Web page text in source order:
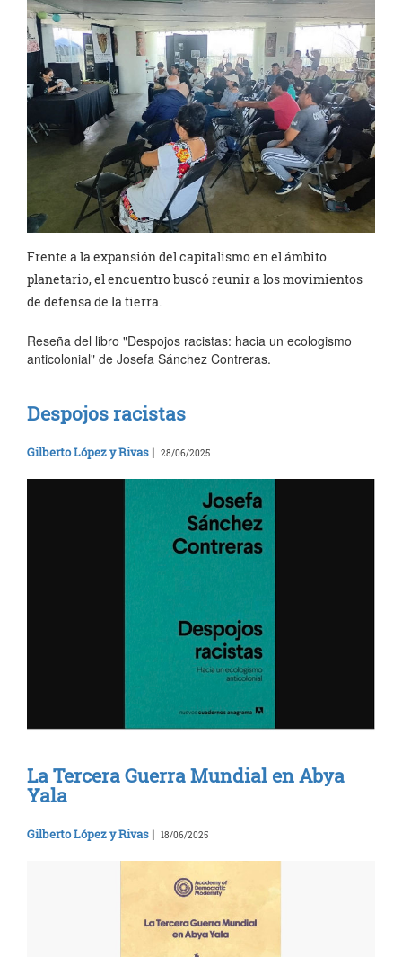
Frente a la expansión del capitalismo en el ámbito
planetario, el encuentro buscó reunir a los movimientos
de defensa de la tierra.
Reseña del libro "Despojos racistas: hacia un ecologismo
anticolonial" de Josefa Sánchez Contreras.
Despojos racistas
Gilberto López y Rivas | 28/06/2025
La Tercera Guerra Mundial en Abya
Yala
Gilberto López y Rivas | 18/06/2025